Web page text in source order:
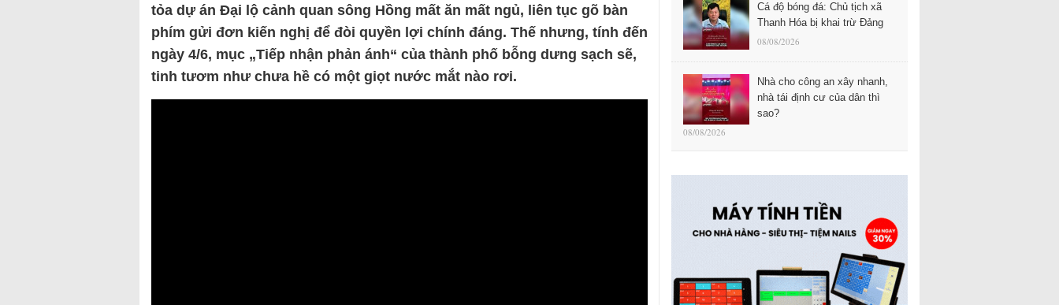
tỏa dự án Đại lộ cảnh quan sông Hồng mất ăn mất ngủ, liên tục gõ bàn
phím gửi đơn kiến nghị để đòi quyền lợi chính đáng. Thế nhưng, tính đến
ngày 4/6, mục „Tiếp nhận phản ánh“ của thành phố bỗng dưng sạch sẽ,
tinh tươm như chưa hề có một giọt nước mắt nào rơi.
Cá độ bóng đá: Chủ tịch xã
Thanh Hóa bị khai trừ Đảng
08/08/2026
Nhà cho công an xây nhanh,
nhà tái định cư của dân thì
sao?
08/08/2026